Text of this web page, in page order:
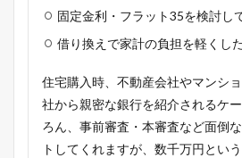
固定金利・フラット35を検討し
借り換えで家計の負担を軽くし
住宅購入時、不動産会社やマンシ
社から親密な銀行を紹介されるケ
ろん、事前審査・本審査など面倒
トしてくれますが、数千万円とい